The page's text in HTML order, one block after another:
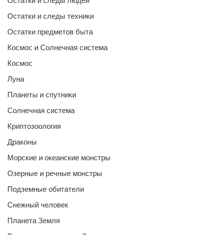
Остатки и следы техники
Остатки предметов быта
Космос и Солнечная система
Космос
Луна
Планеты и спутники
Солнечная система
Криптозоология
Драконы
Морские и океанские монстры
Озерные и речные монстры
Подземные обитатели
Снежный человек
Планета Земля